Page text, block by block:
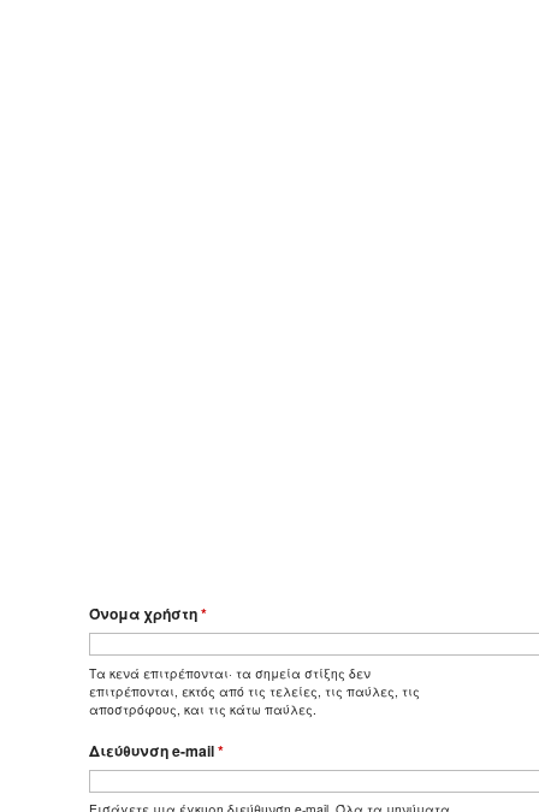
Όνομα χρήστη*
Τα κενά επιτρέπονται· τα σημεία στίξης δεν
επιτρέπονται, εκτός από τις τελείες, τις παύλες, τις
αποστρόφους, και τις κάτω παύλες.
Διεύθυνση e-mail*